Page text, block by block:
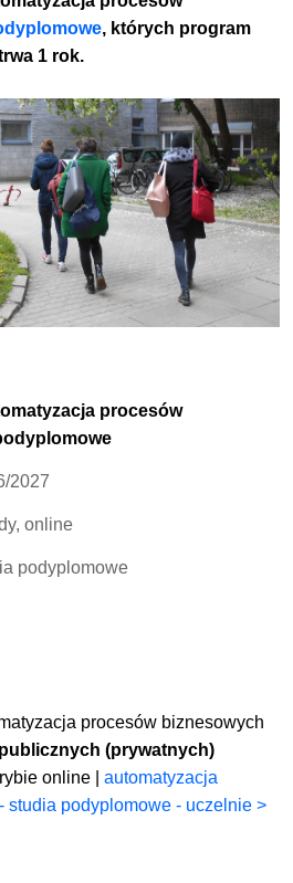
, których program
1 rok.
procesów
2027
online
podyplomowe
procesów biznesowych
(prywatnych)
online |automatyzacja
studia podyplomowe - uczelnie >